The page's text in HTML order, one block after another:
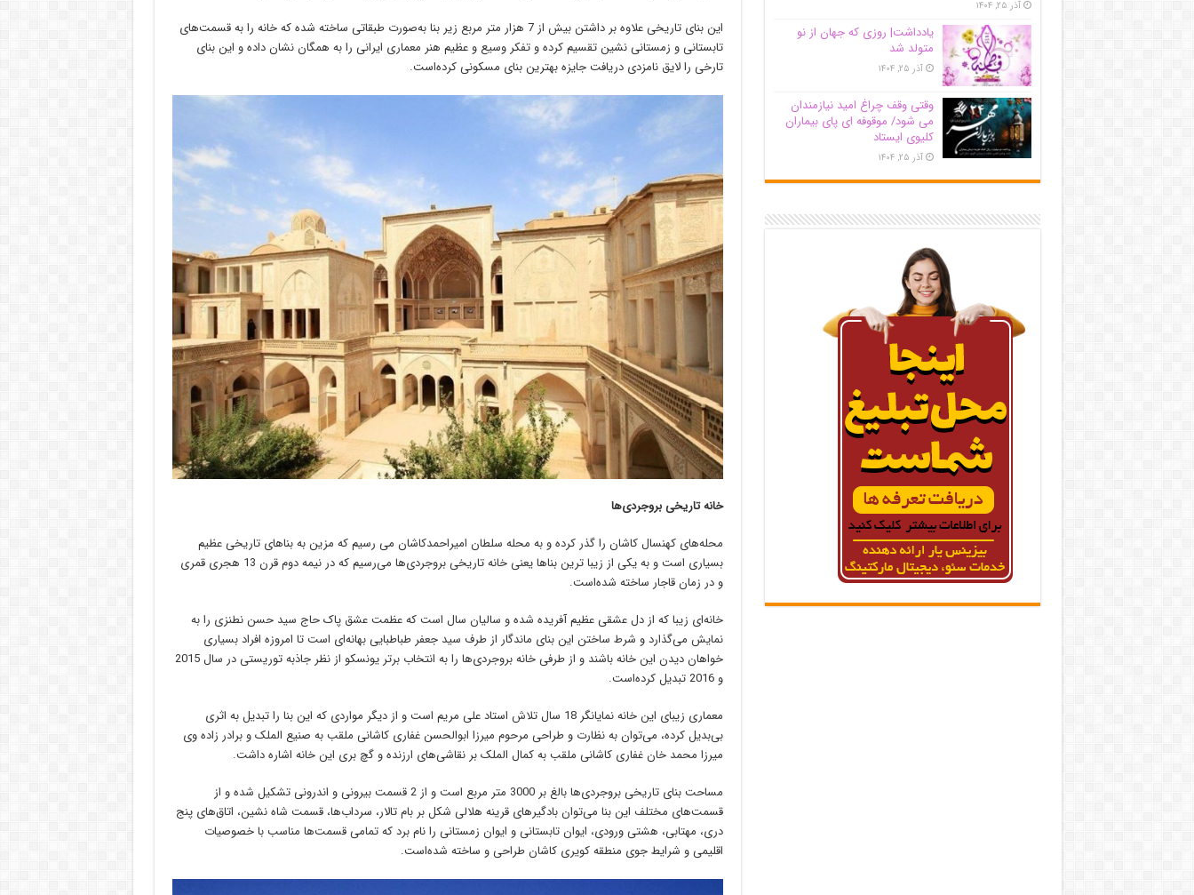
این بنای تاریخی علاوه بر داشتن بیش از 7 هزار متر مربع زیر بنا به‌صورت طبقاتی ساخته شده که خانه را به قسمت‌های
تابستانی و زمستانی نشین تقسیم کرده و تفکر وسیع و عظیم هنر معماری ایرانی را به همگان نشان داده و این بنای
تارخی را لایق نامزدی دریافت جایزه بهترین بنای مسکونی کرده‌است.
خانه تاریخی بروجردی‌ها
محله‌های کهنسال کاشان را گذر کرده و به محله سلطان امیراحمدکاشان می رسیم که مزین به بناهای تاریخی عظیم
بسیاری است و به یکی از زیبا ترین بناها یعنی خانه تاریخی بروجردی‌ها می‌رسیم که در نیمه دوم قرن 13 هجری قمری
و در زمان قاجار ساخته شده‌است.
خانه‌ای زیبا که از دل عشقی عظیم آفریده شده و سالیان سال است که عظمت عشق پاک حاج سید حسن نطنزی را به
نمایش می‌گذارد و شرط ساختن این بنای ماندگار از طرف سید جعفر طباطبایی بهانه‌ای است تا امروزه افراد بسیاری
خواهان دیدن این خانه باشند و از طرفی خانه بروجردی‌ها را به انتخاب برتر یونسکو از نظر جاذبه توریستی در سال 2015
و 2016 تبدیل کرده‌است.
معماری زیبای این خانه نمایانگر 18 سال تلاش استاد علی مریم است و از دیگر مواردی که این بنا را تبدیل به اثری
بی‌بدیل کرده، می‌توان به نظارت و طراحی مرحوم میرزا ابوالحسن غفاری کاشانی ملقب به صنیع الملک و برادر زاده وی
میرزا محمد خان غفاری کاشانی ملقب به کمال الملک بر نقاشی‌های ارزنده و گچ بری این خانه اشاره داشت.
مساحت بنای تاریخی بروجردی‌ها بالغ بر 3000 متر مربع است و از 2 قسمت بیرونی و اندرونی تشکیل شده و از
قسمت‌های مختلف این بنا می‌توان بادگیرهای قرینه هلالی شکل بر بام تالار، سرداب‌ها، قسمت شاه نشین، اتاق‌های پنج
دری، مهتابی، هشتی ورودی، ایوان تابستانی و ایوان زمستانی را نام برد که تمامی قسمت‌ها مناسب با خصوصیات
اقلیمی و شرایط جوی منطقه کویری کاشان طراحی و ساخته شده‌است.
آذر ۲۵, ۱۴۰۴
یادداشت| روزی که جهان از نو
متولد شد
آذر ۲۵, ۱۴۰۴
وقتی وقف چراغ امید نیازمندان
می شود/ موقوفه ای پای بیماران
کلیوی ایستاد
آذر ۲۵, ۱۴۰۴